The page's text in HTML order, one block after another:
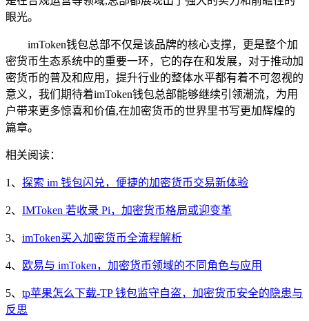
眼光。
imToken钱包总部不仅是该品牌的核心支撑，更是整个加
密货币生态系统中的重要一环，它的存在和发展，对于推动加
密货币的普及和应用，提升行业的整体水平都有着不可忽视的
意义，我们期待着imToken钱包总部能够继续引领潮流，为用
户带来更多惊喜和价值,在加密货币的世界里书写更加辉煌的
篇章。
相关阅读：
1、 探索 im 钱包闪兑，便捷的加密货币交易新体验
2、 IMToken 若收录 Pi，加密货币格局或迎变革
3、 imToken买入加密货币全流程解析
4、 欧易与 imToken，加密货币领域的不同角色与应用
5、 tp苹果怎么下载-TP 钱包监守自盗，加密货币安全的隐患与
反思